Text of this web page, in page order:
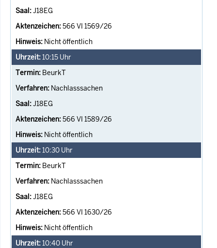
J18EG
566 VI 1569/26
Nicht öffentlich
10:15 Uhr
BeurkT
Nachlasssachen
J18EG
566 VI 1589/26
Nicht öffentlich
10:30 Uhr
BeurkT
Nachlasssachen
J18EG
566 VI 1630/26
Nicht öffentlich
10:40 Uhr